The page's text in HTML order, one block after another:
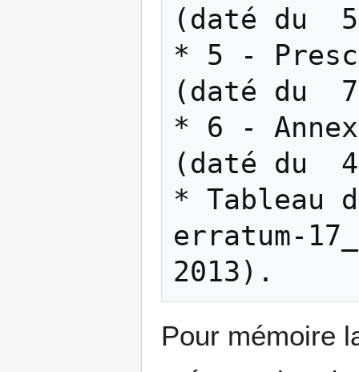
(daté du
* 5 -
(daté du
* 6 -
(daté du
* Tableau
erratum-
Pour mémoire